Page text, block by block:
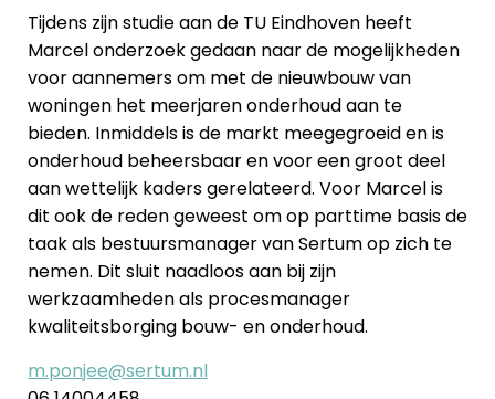
Tijdens zijn studie aan de TU Eindhoven heeft
Marcel onderzoek gedaan naar de mogelijkheden
voor aannemers om met de nieuwbouw van
woningen het meerjaren onderhoud aan te
bieden. Inmiddels is de markt meegegroeid en is
onderhoud beheersbaar en voor een groot deel
aan wettelijk kaders gerelateerd. Voor Marcel is
dit ook de reden geweest om op parttime basis de
taak als bestuursmanager van Sertum op zich te
nemen. Dit sluit naadloos aan bij zijn
werkzaamheden als procesmanager
kwaliteitsborging bouw- en onderhoud.
m.ponjee@sertum.nl